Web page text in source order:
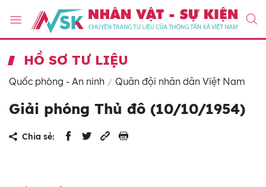
HỒ SƠ TƯ LIỆU
Quốc phòng - An ninh Quân đội nhân dân Việt Nam
Giải phóng Thủ đô (10/10/1954)
Chia sẻ: